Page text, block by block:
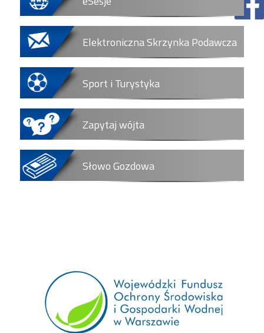
Elektroniczna Skrzynka Podawcza
Sport i Turystyka
Zapytaj wójta
Słowo Gozdowa